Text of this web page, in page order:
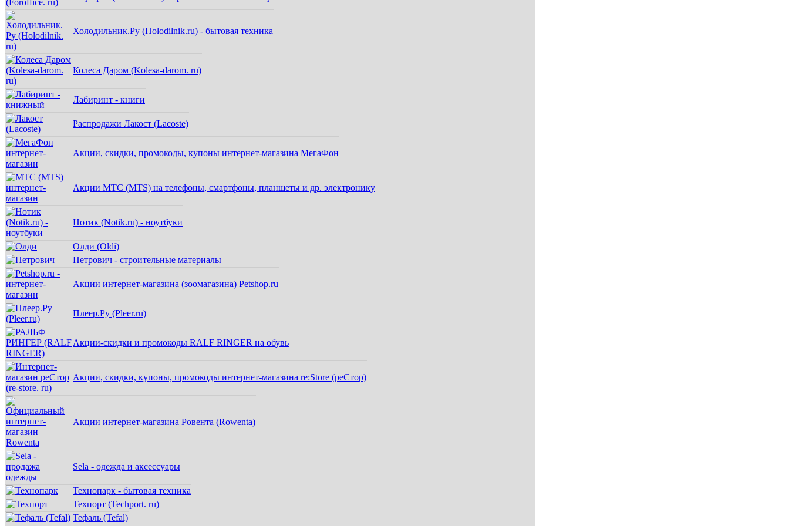
Холодильник.Ру (Holodilnik.ru) - бытовая техника
Колеса Даром (Kolesa-darom. ru)
Лабиринт - книги
Распродажи Лакост (Lacoste)
Акции, скидки, промокоды, купоны интернет-магазина МегаФон
Акции МТС (MTS) на телефоны, смартфоны, планшеты и др. электронику
Нотик (Notik.ru) - ноутбуки
Олди (Oldi)
Петрович - строительные материалы
Акции интернет-магазина (зоомагазина) Petshop.ru
Плеер.Ру (Pleer.ru)
Акции-скидки и промокоды RALF RINGER на обувь
Акции, скидки, купоны, промокоды интернет-магазина re:Store (реСтор)
Акции интернет-магазина Ровента (Rowenta)
Sela - одежда и аксессуары
Технопарк - бытовая техника
Техпорт (Techport. ru)
Тефаль (Tefal)